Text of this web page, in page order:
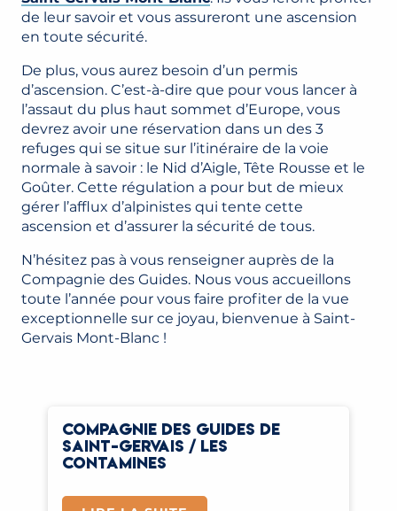
de leur savoir et vous assureront une ascension
en toute sécurité.
De plus, vous aurez besoin d’un permis
d’ascension. C’est-à-dire que pour vous lancer à
l’assaut du plus haut sommet d’Europe, vous
devrez avoir une réservation dans un des 3
refuges qui se situe sur l’itinéraire de la voie
normale à savoir : le Nid d’Aigle, Tête Rousse et le
Goûter. Cette régulation a pour but de mieux
gérer l’afflux d’alpinistes qui tente cette
ascension et d’assurer la sécurité de tous.
N’hésitez pas à vous renseigner auprès de la
Compagnie des Guides. Nous vous accueillons
toute l’année pour vous faire profiter de la vue
exceptionnelle sur ce joyau, bienvenue à Saint-
Gervais Mont-Blanc !
COMPAGNIE DES GUIDES DE
SAINT-GERVAIS / LES
CONTAMINES